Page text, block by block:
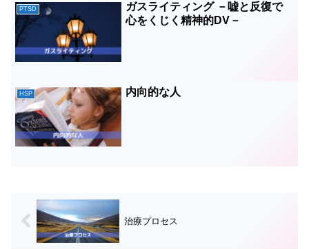
PTSD
ガスライティング －嘘と反復で
心をくじく精神的DV－
HSP 内向的な人
治療プロセス